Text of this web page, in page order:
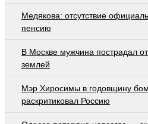
Медякова: отсутствие
пенсию
В Москве мужчина пострадал
землей
Мэр Хиросимы в годовщину
раскритиковал Россию